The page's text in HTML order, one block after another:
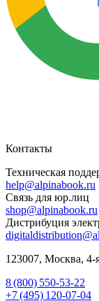
Контакты
Техническая
help@alpinabook.ru
Связь для юр.лиц
shop@alpinabook.ru
Дистрибуция
123007, Москва, 4-
8 (800) 550-53-22
+7 (495) 120-07-04